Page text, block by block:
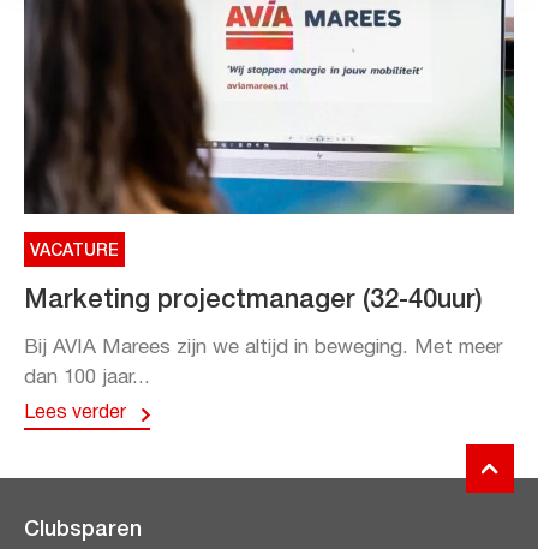
VACATURE
Marketing projectmanager (32-40uur)
Bij AVIA Marees zijn we altijd in beweging. Met meer
dan 100 jaar...
Lees verder
Clubsparen